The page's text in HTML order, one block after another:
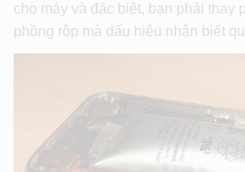
cho máy và đặc biệt, bạn phải thay
phồng rộp mà dấu hiệu nhận biết